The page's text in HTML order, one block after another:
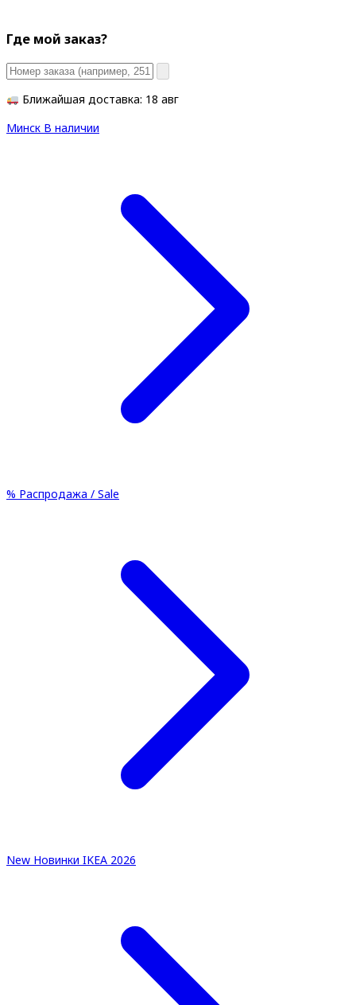
Где мой заказ?
Ближайшая доставка: 18 авг
Минск В наличии
% Распродажа / Sale
New Новинки IKEA 2026